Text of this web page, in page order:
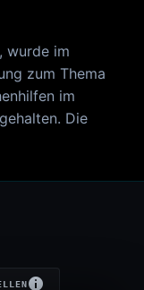
wurde im
zum Thema
im
Die